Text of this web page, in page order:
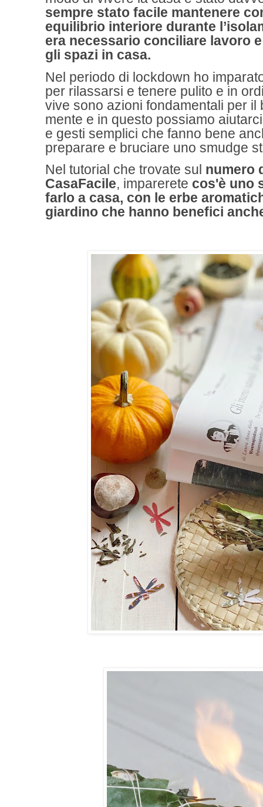
sempre stato facile mantenere
equilibrio interiore durante
era necessario conciliare lavoro
gli spazi in casa.
Nel periodo di lockdown ho
per rilassarsi e tenere pulito e in
vive sono azioni fondamentali per il
mente e in questo possiamo
e gesti semplici che fanno bene
preparare e bruciare uno smudge
Nel tutorial che trovate sul numero
CasaFacile, imparerete cos'è uno
farlo a casa, con le erbe
giardino che hanno benefici